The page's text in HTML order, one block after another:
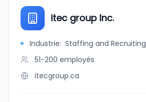
itec group Inc.
Industrie: Staffing and Recruiting
51-200 employés
itecgroup.ca